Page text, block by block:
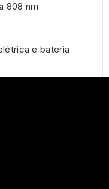
808 nm
e bateria